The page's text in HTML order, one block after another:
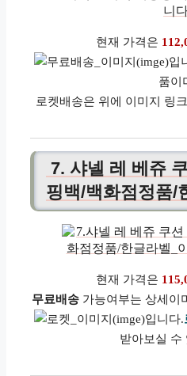
현재 가격은
품이
로켓배송은 위에 이미지 링
7. 샤넬 레 베쥬
핑백/백화점정품/
현재 가격은
무료배송가능여부는 상세이
받아보실 수